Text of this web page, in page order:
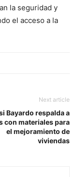
la seguridad y
el acceso a la
Next article
Bayardo respalda a
con materiales para
el mejoramiento de
viviendas